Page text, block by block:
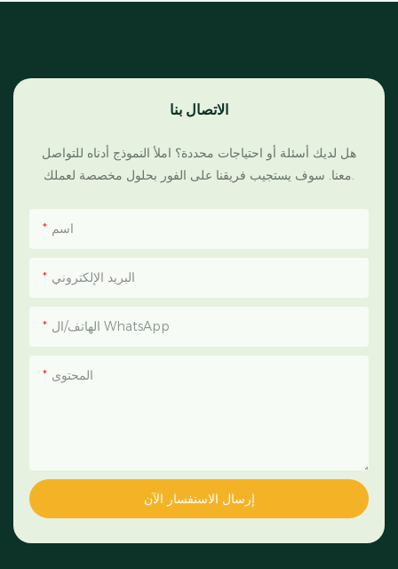
الاتصال بنا
هل لديك أسئلة أو احتياجات محددة؟ املأ النموذج أدناه للتواصل
اسم
البريد الإلكتروني
الهاتف/ال WhatsApp
المحتوى
إرسال الاستفسار الآن